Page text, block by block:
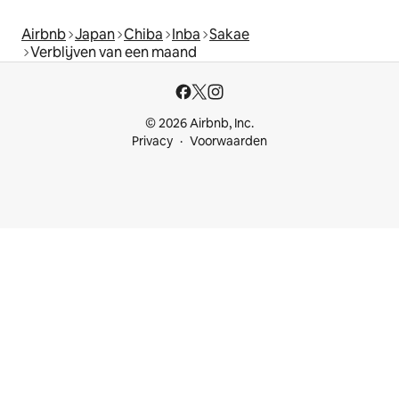
Airbnb Japan Chiba Inba Sakae
Verblijven van een maand
© 2026 Airbnb, Inc.
Privacy
Voorwaarden